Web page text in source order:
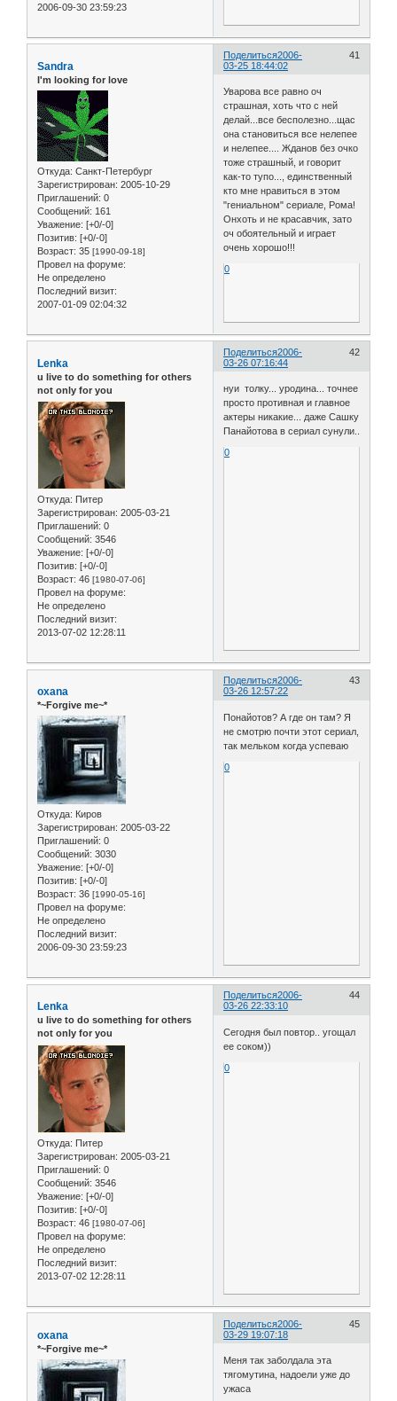
2006-09-30 23:59:23
Поделиться 41
2006-
03-25 18:44:02
Sandra
I'm looking for love
Откуда: Санкт-Петербург
Зарегистрирован: 2005-10-29
Приглашений: 0
Сообщений: 161
Уважение: [+0/-0]
Позитив: [+0/-0]
Возраст: 35 [1990-09-18]
Провел на форуме:
Не определено
Последний визит:
2007-01-09 02:04:32
Уварова все равно оч
страшная, хоть что с ней
делай...все бесполезно...щас
она становиться все нелепее
и нелепее.... Жданов без очко
тоже страшный, и говорит
как-то тупо..., единственный
кто мне нравиться в этом
"гениальном" сериале, Рома!
Онхоть и не красавчик, зато
оч обоятельный и играет
очень хорошо!!!
0
Поделиться 42
2006-
03-26 07:16:44
Lenka
u live to do something for others
not only for you
Откуда: Питер
Зарегистрирован: 2005-03-21
Приглашений: 0
Сообщений: 3546
Уважение: [+0/-0]
Позитив: [+0/-0]
Возраст: 46 [1980-07-06]
Провел на форуме:
Не определено
Последний визит:
2013-07-02 12:28:11
нуи толку... уродина... точнее
просто противная и главное
актеры никакие... даже Сашку
Панайотова в сериал сунули..
0
Поделиться 43
2006-
03-26 12:57:22
oxana
*~Forgive me~*
Откуда: Киров
Зарегистрирован: 2005-03-22
Приглашений: 0
Сообщений: 3030
Уважение: [+0/-0]
Позитив: [+0/-0]
Возраст: 36 [1990-05-16]
Провел на форуме:
Не определено
Последний визит:
2006-09-30 23:59:23
Понайотов? А где он там? Я
не смотрю почти этот сериал,
так мельком когда успеваю
0
Поделиться 44
2006-
03-26 22:33:10
Lenka
u live to do something for others
not only for you
Откуда: Питер
Зарегистрирован: 2005-03-21
Приглашений: 0
Сообщений: 3546
Уважение: [+0/-0]
Позитив: [+0/-0]
Возраст: 46 [1980-07-06]
Провел на форуме:
Не определено
Последний визит:
2013-07-02 12:28:11
Сегодня был повтор.. угощал
ее соком))
0
Поделиться 45
2006-
03-29 19:07:18
oxana
*~Forgive me~*
Меня так заболдала эта
тягомутина, надоели уже до
ужаса